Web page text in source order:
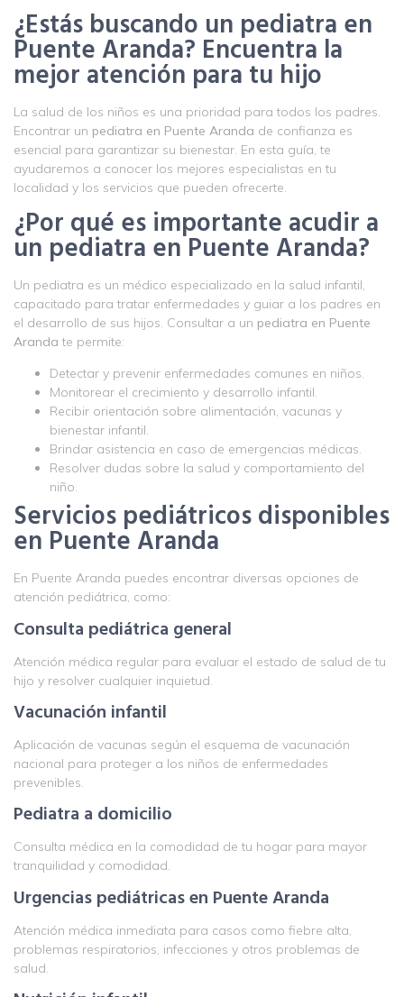
¿Estás buscando un pediatra en
Puente Aranda? Encuentra la
mejor atención para tu hijo
La salud de los niños es una prioridad para todos los padres.
Encontrar un pediatra en Puente Aranda de confianza es
esencial para garantizar su bienestar. En esta guía, te
ayudaremos a conocer los mejores especialistas en tu
localidad y los servicios que pueden ofrecerte.
¿Por qué es importante acudir a
un pediatra en Puente Aranda?
Un pediatra es un médico especializado en la salud infantil,
capacitado para tratar enfermedades y guiar a los padres en
el desarrollo de sus hijos. Consultar a un pediatra en Puente
Aranda te permite:
Detectar y prevenir enfermedades comunes en niños.
Monitorear el crecimiento y desarrollo infantil.
Recibir orientación sobre alimentación, vacunas y
bienestar infantil.
Brindar asistencia en caso de emergencias médicas.
Resolver dudas sobre la salud y comportamiento del
niño.
Servicios pediátricos disponibles
en Puente Aranda
En Puente Aranda puedes encontrar diversas opciones de
atención pediátrica, como:
Consulta pediátrica general
Atención médica regular para evaluar el estado de salud de tu
hijo y resolver cualquier inquietud.
Vacunación infantil
Aplicación de vacunas según el esquema de vacunación
nacional para proteger a los niños de enfermedades
prevenibles.
Pediatra a domicilio
Consulta médica en la comodidad de tu hogar para mayor
tranquilidad y comodidad.
Urgencias pediátricas en Puente Aranda
Atención médica inmediata para casos como fiebre alta,
problemas respiratorios, infecciones y otros problemas de
salud.